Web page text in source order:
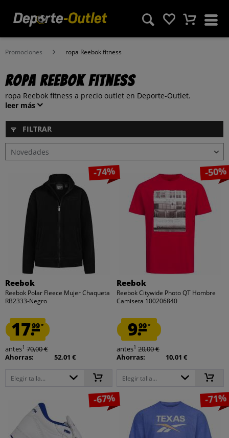
Promociones ropa Reebok fitness
ropa Reebok fitness
ropa Reebok fitness a precio outlet en Deporte-Outlet.
leer más
FILTRAR
-74%
Reebok
Reebok Polar Fleece Mujer Chaqueta
RB2333-Negro
17.99*
antes1 70,00 €
Ahorras:
52,01 €
Elegir talla...
-50%
Reebok
Reebok Citywide Photo QT Hombre
Camiseta 100206840
9.99*
antes1 20,00 €
Ahorras:
10,01 €
Elegir talla...
-67% -71%